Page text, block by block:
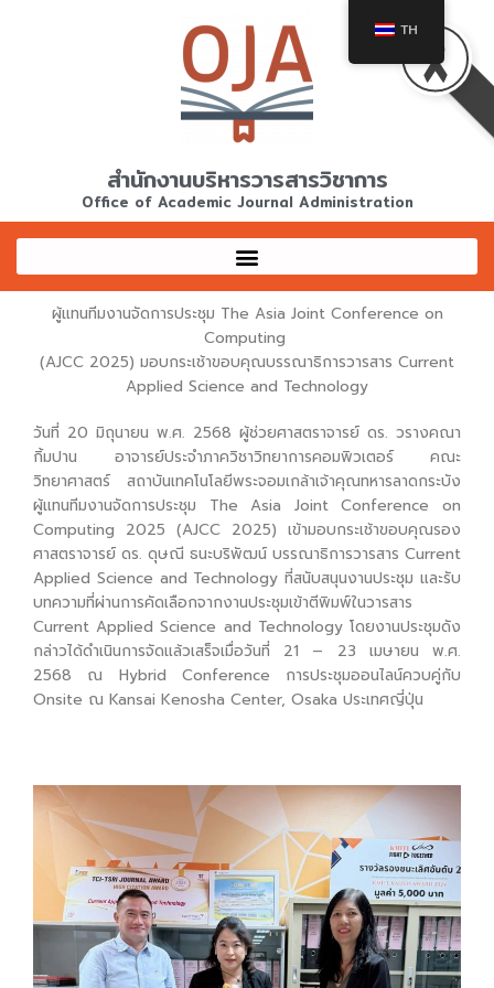
สำนักงานบริหารวารสารวิชาการ
Office of Academic Journal Administration
ผู้แทนทีมงานจัดการประชุม The Asia Joint Conference on
Computing
(AJCC 2025) มอบกระเช้าขอบคุณบรรณาธิการวารสาร Current
Applied Science and Technology
วันที่ 20 มิถุนายน พ.ศ. 2568 ผู้ช่วยศาสตราจารย์ ดร. วรางคณา
กิ้มปาน อาจารย์ประจำภาควิชาวิทยาการคอมพิวเตอร์ คณะ
วิทยาศาสตร์ สถาบันเทคโนโลยีพระจอมเกล้าเจ้าคุณทหารลาดกระบัง
ผู้แทนทีมงานจัดการประชุม The Asia Joint Conference on
Computing 2025 (AJCC 2025) เข้ามอบกระเช้าขอบคุณรอง
ศาสตราจารย์ ดร. ดุษณี ธนะบริพัฒน์ บรรณาธิการวารสาร Current
Applied Science and Technology ที่สนับสนุนงานประชุม และรับ
บทความที่ผ่านการคัดเลือกจากงานประชุมเข้าตีพิมพ์ในวารสาร
Current Applied Science and Technology โดยงานประชุมดัง
กล่าวได้ดำเนินการจัดแล้วเสร็จเมื่อวันที่ 21 – 23 เมษายน พ.ศ.
2568 ณ Hybrid Conference การประชุมออนไลน์ควบคู่กับ
Onsite ณ Kansai Kenosha Center, Osaka ประเทศญี่ปุ่น
TH